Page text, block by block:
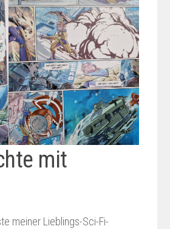
mit
meiner Lieblings-Sci-Fi-